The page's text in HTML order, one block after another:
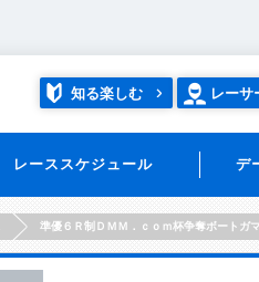
知る楽しむ レーサ
レーススケジュール デ
準優６Ｒ制ＤＭＭ．ｃｏｍ杯争奪ボートガ